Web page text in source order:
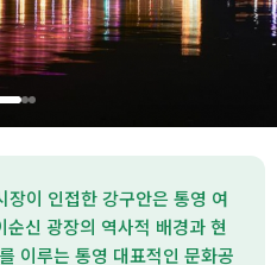
장이 인접한 강구안은 통영 여
신 광장의 역사적 배경과 현
이루는 통영 대표적인 문화공